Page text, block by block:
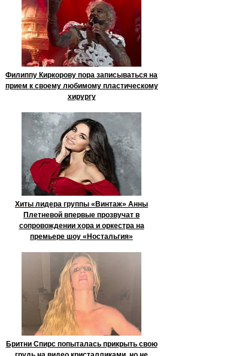
Филиппу Киркорову пора записываться на
прием к своему любимому пластическому
хирургу
Хиты лидера группы «Винтаж» Анны
Плетневой впервые прозвучат в
сопровождении хора и оркестра на
премьере шоу «Ностальгия»
Бритни Спирс попыталась прикрыть свою